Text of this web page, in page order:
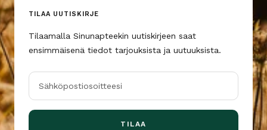
TILAA UUTISKIRJE
Tilaamalla Sinunapteekin uutiskirjeen saat
ensimmäisenä tiedot tarjouksista ja uutuuksista.
Sähköpostiosoitteesi
TILAA